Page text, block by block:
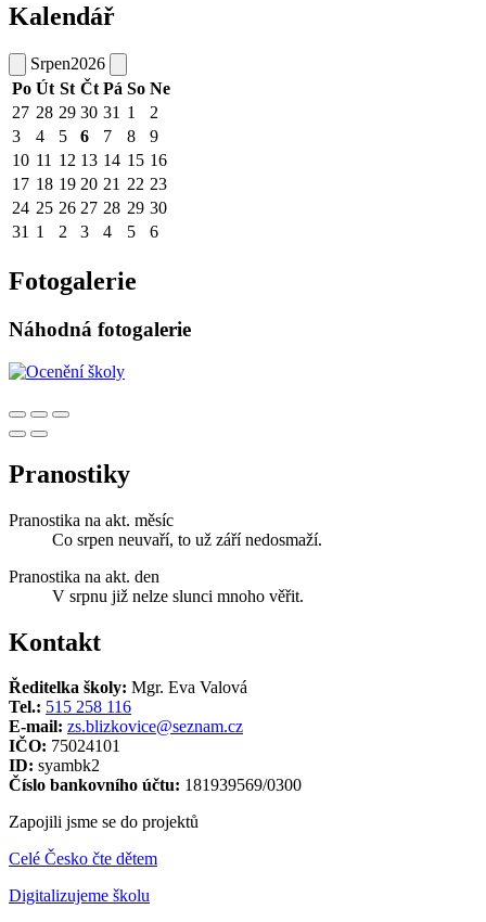
Kalendář
Srpen2026
Po Út St Čt Pá So Ne
27 28 29 30 31 1
2
3
4 5 6 7 8
9
10 11 12 13 14 15 16
17 18 19 20 21 22 23
24 25 26 27 28 29 30
31 1 2 3 4 5 6
Fotogalerie
Náhodná fotogalerie
Pranostiky
Pranostika na akt. měsíc
Co srpen neuvaří, to už září nedosmaží.
Pranostika na akt. den
V srpnu již nelze slunci mnoho věřit.
Kontakt
Ředitelka školy: Mgr. Eva Valová
Tel.: 515 258 116
E-mail: zs.blizkovice@seznam.cz
IČO: 75024101
ID: syambk2
Číslo bankovního účtu: 181939569/0300
Zapojili jsme se do projektů
Celé Česko čte dětem
Digitalizujeme školu